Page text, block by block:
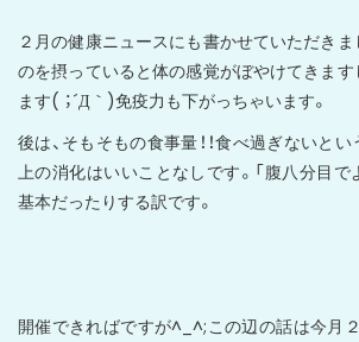
２月の健康ニュースにも書かせていただきま
のを摂っていると体の感覚がぼやけてきます
ます( ；´Д｀)免疫力も下がっちゃいます。
後は、そもそもの食事量！！食べ過ぎないと
上の消化はいいことなしです。「腹八分目で
基本だったりする訳です。
開催できればですが^_^;この辺の話は今月